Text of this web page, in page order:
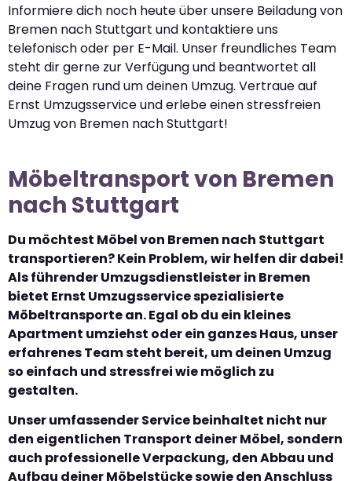
Informiere dich noch heute über unsere Beiladung von
Bremen nach Stuttgart und kontaktiere uns
telefonisch oder per E-Mail. Unser freundliches Team
steht dir gerne zur Verfügung und beantwortet all
deine Fragen rund um deinen Umzug. Vertraue auf
Ernst Umzugsservice und erlebe einen stressfreien
Umzug von Bremen nach Stuttgart!
Möbeltransport von Bremen
nach Stuttgart
Du möchtest Möbel von Bremen nach Stuttgart
transportieren? Kein Problem, wir helfen dir dabei!
Als führender Umzugsdienstleister in Bremen
bietet Ernst Umzugsservice spezialisierte
Möbeltransporte an. Egal ob du ein kleines
Apartment umziehst oder ein ganzes Haus, unser
erfahrenes Team steht bereit, um deinen Umzug
so einfach und stressfrei wie möglich zu
gestalten.
Unser umfassender Service beinhaltet nicht nur
den eigentlichen Transport deiner Möbel, sondern
auch professionelle Verpackung, den Abbau und
Aufbau deiner Möbelstücke sowie den Anschluss